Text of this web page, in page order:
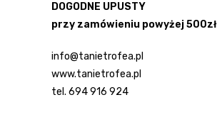
DOGODNE UPUSTY
przy zamówieniu powyżej
info@tanietrofea.pl
www.tanietrofea.pl
tel. 694 916 924